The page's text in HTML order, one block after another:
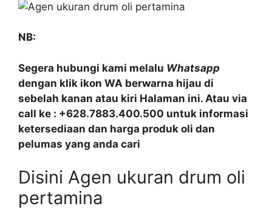
NB:
Segera hubungi kami melalu Whatsapp
dengan klik ikon WA berwarna hijau di
sebelah kanan atau kiri Halaman ini. Atau via
call ke : +628.7883.400.500 untuk informasi
ketersediaan dan harga produk oli dan
pelumas yang anda cari
Disini Agen ukuran drum oli
pertamina